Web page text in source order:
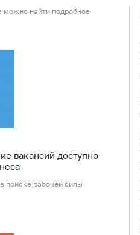
можно найти подробное
вакансий доступно
поиске рабочей силы